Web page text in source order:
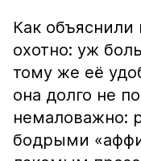
Как
охотно: уж
тому же её
она долго не
немаловажно:
бодрыми